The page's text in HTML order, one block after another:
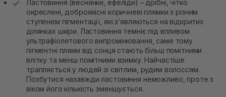
Ластовиння (веснянки, ефеліди) – дрібні, чітко
окреслені, доброякісні коричневі плямки з різним
ступенем пігментації, які зʼявляються на відкритих
ділянках шкіри. Ластовиння темніє під впливом
ультрафіолетового випромінювання, саме тому
пігментні плями від сонця стають більш помітними
влітку та менш помітними взимку. Найчастіше
трапляється у людей зі світлим, рудим волоссям.
Позбутися назавжди ластовиння неможливо, проте з
віком його кількість зменшується.